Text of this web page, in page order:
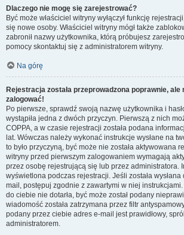
Dlaczego nie mogę się zarejestrować?
Być może właściciel witryny wyłączył funkcję
się nowe osoby. Właściciel witryny mógł także
zabronił nazwy użytkownika, którą próbujesz
pomocy skontaktuj się z administratorem witryny.
Na górę
Rejestracja została przeprowadzona poprawnie, ale
zalogować!
Po pierwsze, sprawdź swoją nazwę użytkownika i
wystąpiła jedna z dwóch przyczyn. Pierwszą z nich
COPPA, a w czasie rejestracji została podana
lat. Wówczas należy wykonać instrukcje wysłane na
to było przyczyną, być może nie została aktywowana
witryny przed pierwszym zalogowaniem wymagają
przez osobę rejestrującą się lub przez administratora.
wyświetlona podczas rejestracji. Jeśli została
mail, postępuj zgodnie z zawartymi w niej
do ciebie nie dotarła, być może został podany
wiadomość została zatrzymana przez filtr
podany przez ciebie adres e-mail jest prawidłowy,
administratorem.